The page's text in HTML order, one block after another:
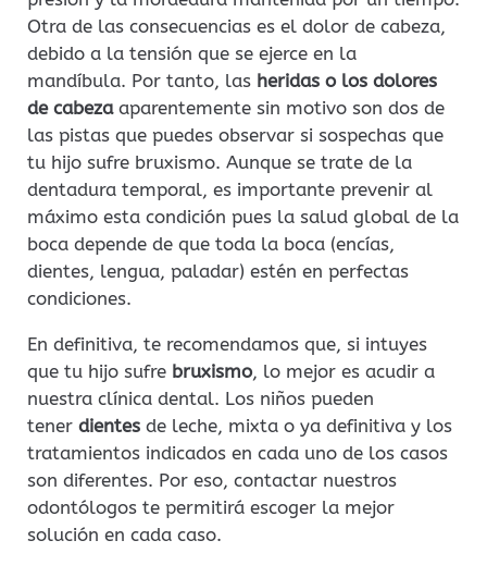
Otra de las consecuencias es el dolor de cabeza,
debido a la tensión que se ejerce en la
mandíbula. Por tanto, las heridas o los dolores
de cabeza aparentemente sin motivo son dos de
las pistas que puedes observar si sospechas que
tu hijo sufre bruxismo. Aunque se trate de la
dentadura temporal, es importante prevenir al
máximo esta condición pues la salud global de la
boca depende de que toda la boca (encías,
dientes, lengua, paladar) estén en perfectas
condiciones.
En definitiva, te recomendamos que, si intuyes
que tu hijo sufre bruxismo, lo mejor es acudir a
nuestra clínica dental. Los niños pueden
tener dientes de leche, mixta o ya definitiva y los
tratamientos indicados en cada uno de los casos
son diferentes. Por eso, contactar nuestros
odontólogos te permitirá escoger la mejor
solución en cada caso.